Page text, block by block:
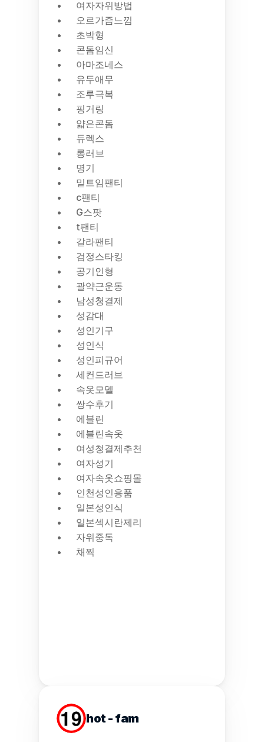
여자자위방법
오르가즘느낌
초박형
콘돔임신
아마조네스
유두애무
조루극복
핑거링
얇은콘돔
듀렉스
롱러브
명기
밑트임팬티
c팬티
G스팟
t팬티
갈라팬티
검정스타킹
공기인형
괄약근운동
남성청결제
성감대
성인기구
성인식
성인피규어
세컨드러브
속옷모델
쌍수후기
에블린
에블린속옷
여성청결제추천
여자성기
여자속옷쇼핑몰
인천성인용품
일본성인식
일본섹시란제리
자위중독
채찍
hot - fam